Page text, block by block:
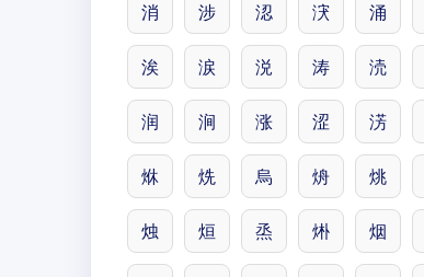
消 涉 涊 涋 涌
涘 涙 涚 涛 涜
润 涧 涨 涩 淓
烌 烍 烏 烐 烑
烛 烜 烝 烞 烟